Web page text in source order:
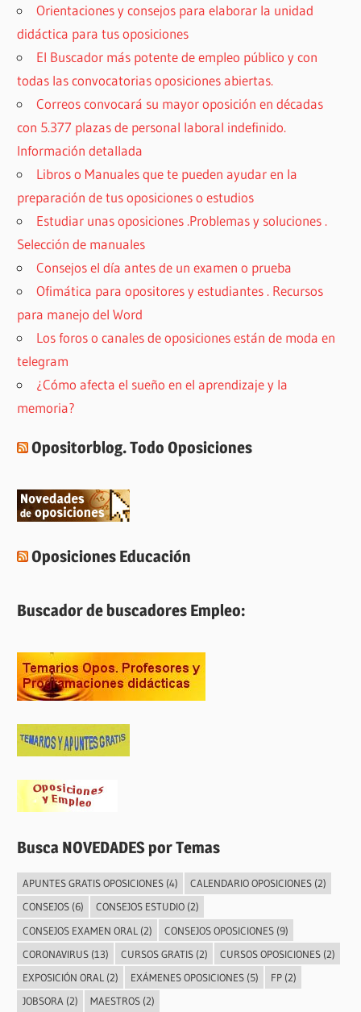
Orientaciones y consejos para elaborar la unidad
didáctica para tus oposiciones
El Buscador más potente de empleo público y con
todas las convocatorias oposiciones abiertas.
Correos convocará su mayor oposición en décadas
con 5.377 plazas de personal laboral indefinido.
Información detallada
Libros o Manuales que te pueden ayudar en la
preparación de tus oposiciones o estudios
Estudiar unas oposiciones .Problemas y soluciones .
Selección de manuales
Consejos el día antes de un examen o prueba
Ofimática para opositores y estudiantes . Recursos
para manejo del Word
Los foros o canales de oposiciones están de moda en
telegram
¿Cómo afecta el sueño en el aprendizaje y la
memoria?
Opositorblog. Todo Oposiciones
Oposiciones Educación
Buscador de buscadores Empleo:
Busca NOVEDADES por Temas
APUNTES GRATIS OPOSICIONES(4) CALENDARIO OPOSICIONES(2)
CONSEJOS(6) CONSEJOS ESTUDIO(2)
CONSEJOS EXAMEN ORAL (2) CONSEJOS OPOSICIONES(9)
CORONAVIRUS(13) CURSOS GRATIS(2) CURSOS OPOSICIONES(2)
EXPOSICIÓN ORAL (2) EXÁMENES OPOSICIONES(5) FP(2)
JOBSORA(2) MAESTROS(2)